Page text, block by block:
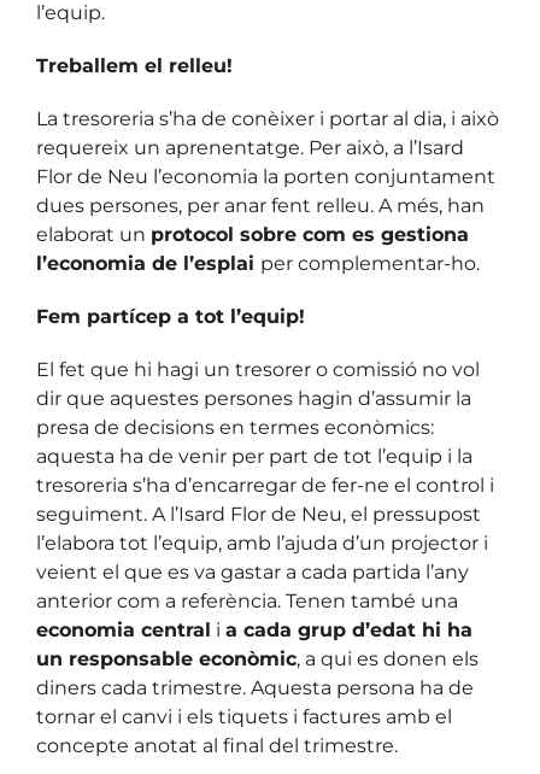
l’equip.
Treballem el relleu!
La tresoreria s’ha de conèixer i portar al dia, i això
requereix un aprenentatge. Per això, a l’Isard
Flor de Neu l’economia la porten conjuntament
dues persones, per anar fent relleu. A més, han
elaborat un protocol sobre com es gestiona
l’economia de l’esplai per complementar-ho.
Fem partícep a tot l’equip!
El fet que hi hagi un tresorer o comissió no vol
dir que aquestes persones hagin d’assumir la
presa de decisions en termes econòmics:
aquesta ha de venir per part de tot l’equip i la
tresoreria s’ha d’encarregar de fer-ne el control i
seguiment. A l’Isard Flor de Neu, el pressupost
l’elabora tot l’equip, amb l’ajuda d’un projector i
veient el que es va gastar a cada partida l’any
anterior com a referència. Tenen també una
economia central i a cada grup d’edat hi ha
un responsable econòmic, a qui es donen els
diners cada trimestre. Aquesta persona ha de
tornar el canvi i els tiquets i factures amb el
concepte anotat al final del trimestre.